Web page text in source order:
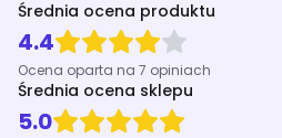
Średnia ocena produktu
4.4
Ocena oparta na 7 opiniach
Średnia ocena sklepu
5.0